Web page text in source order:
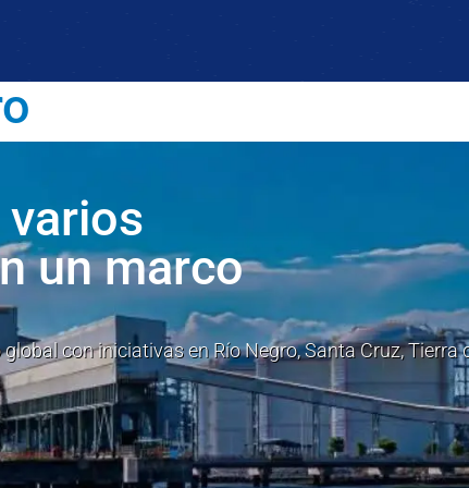
un marco
con iniciativas en Río Negro, Santa Cruz, Tierra